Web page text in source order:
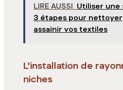
LIRE AUSSI Utiliser une
3 étapes pour
assainir vos textiles
L’installation de
niches